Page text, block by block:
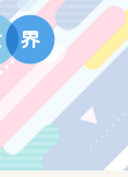
界